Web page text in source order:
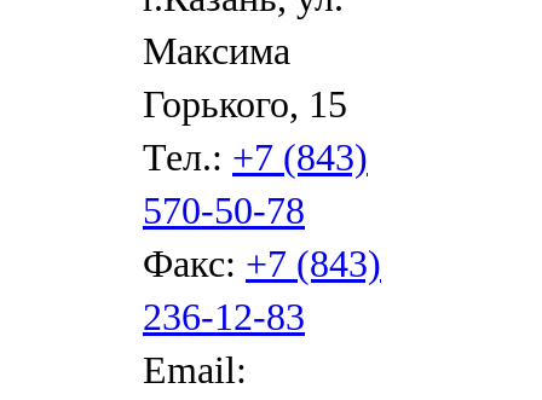
Максима
Горького, 15
Тел.: +7 (843)
570-50-78
Факс: +7 (843)
236-12-83
Email: